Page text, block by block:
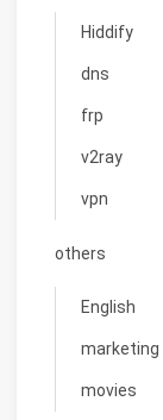
Hiddify
dns
frp
v2ray
vpn
others
English
marketing
movies